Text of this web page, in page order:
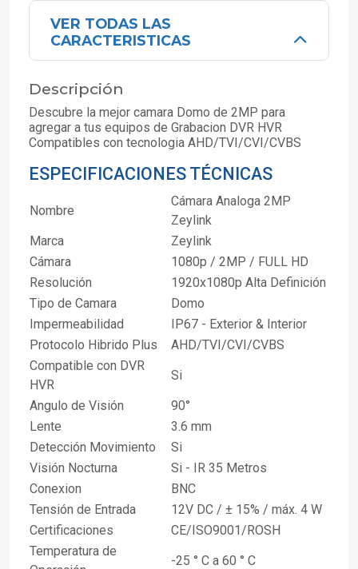
VER TODAS LAS
CARACTERISTICAS
Descripción
Descubre la mejor camara Domo de 2MP para
agregar a tus equipos de Grabacion DVR HVR
Compatibles con tecnologia AHD/TVI/CVI/CVBS
ESPECIFICACIONES TÉCNICAS
Nombre
Cámara Analoga 2MP
Zeylink
Marca
Zeylink
Cámara
1080p / 2MP / FULL HD
Resolución
1920x1080p Alta Definición
Tipo de Camara
Domo
Impermeabilidad
IP67 - Exterior & Interior
Protocolo Hibrido Plus
AHD/TVI/CVI/CVBS
Compatible con DVR
HVR
Si
Angulo de Visión
90°
Lente
3.6 mm
Detección Movimiento
Si
Visión Nocturna
Si - IR 35 Metros
Conexion
BNC
Tensión de Entrada
12V DC / ± 15% / máx. 4 W
Certificaciones
CE/ISO9001/ROSH
Temperatura de
-25 ° C a 60 ° C